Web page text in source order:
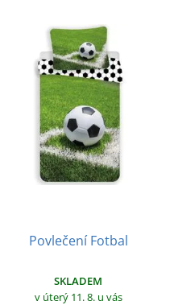
Povlečení Fotbal
SKLADEM
v úterý 11. 8. u vás